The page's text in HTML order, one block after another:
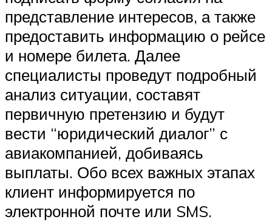
представление интересов, а также
предоставить информацию о рейсе
и номере билета. Далее
специалисты проведут подробный
анализ ситуации, составят
первичную претензию и будут
вести “юридический диалог” с
авиакомпанией, добиваясь
выплаты. Обо всех важных этапах
клиент информируется по
электронной почте или SMS.